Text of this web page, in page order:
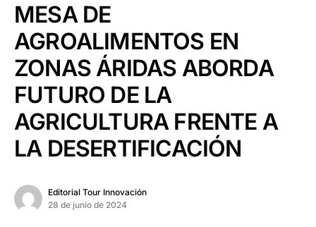
MESA DE
AGROALIMENTOS EN
ZONAS ÁRIDAS ABORDA
FUTURO DE LA
AGRICULTURA FRENTE A
LA DESERTIFICACIÓN
Editorial Tour Innovación
28 de junio de 2024